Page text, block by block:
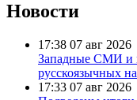
Новости
17:38 07 авг 2026
Западные СМИ и
русскоязычных
17:33 07 авг 2026